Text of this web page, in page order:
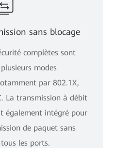
sans blocage
complètes sont
modes
par 802.1X,
La transmission à débit
également intégré pour
de paquet sans
les ports.